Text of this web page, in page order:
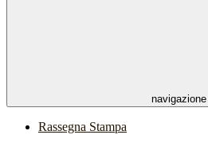
navigazione
Rassegna Stampa